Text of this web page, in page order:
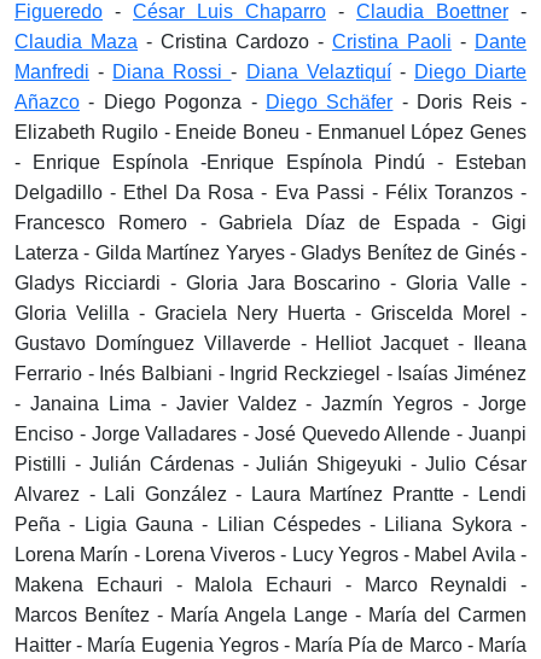
Figueredo - César Luis Chaparro - Claudia Boettner -
Claudia Maza - Cristina Cardozo - Cristina Paoli - Dante
Manfredi - Diana Rossi- Diana Velaztiquí- Diego Diarte
Añazco - Diego Pogonza - Diego Schäfer - Doris Reis -
Elizabeth Rugilo - Eneide Boneu - Enmanuel López Genes
- Enrique Espínola -Enrique Espínola Pindú - Esteban
Delgadillo - Ethel Da Rosa - Eva Passi - Félix Toranzos -
Francesco Romero - Gabriela Díaz de Espada - Gigi
Laterza - Gilda Martínez Yaryes - Gladys Benítez de Ginés -
Gladys Ricciardi - Gloria Jara Boscarino - Gloria Valle -
Gloria Velilla - Graciela Nery Huerta - Griscelda Morel -
Gustavo Domínguez Villaverde - Helliot Jacquet - Ileana
Ferrario - Inés Balbiani - Ingrid Reckziegel - Isaías Jiménez
- Janaina Lima - Javier Valdez - Jazmín Yegros - Jorge
Enciso - Jorge Valladares - José Quevedo Allende - Juanpi
Pistilli - Julián Cárdenas - Julián Shigeyuki - Julio César
Alvarez - Lali González - Laura Martínez Prantte - Lendi
Peña - Ligia Gauna - Lilian Céspedes - Liliana Sykora -
Lorena Marín - Lorena Viveros - Lucy Yegros - Mabel Avila -
Makena Echauri - Malola Echauri - Marco Reynaldi -
Marcos Benítez - María Angela Lange - María del Carmen
Haitter - María Eugenia Yegros - María Pía de Marco - María